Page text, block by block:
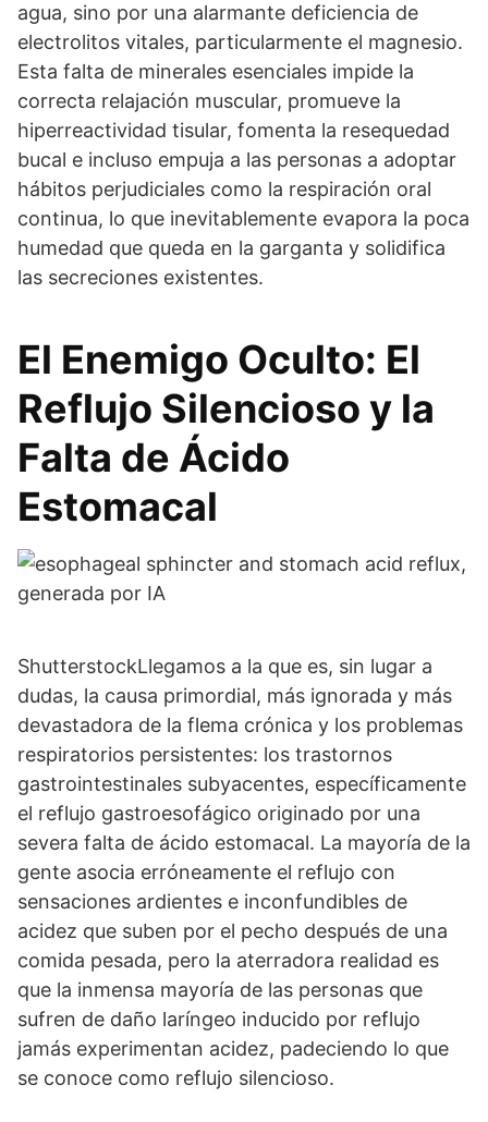
agua, sino por una alarmante deficiencia de
electrolitos vitales, particularmente el magnesio.
Esta falta de minerales esenciales impide la
correcta relajación muscular, promueve la
hiperreactividad tisular, fomenta la resequedad
bucal e incluso empuja a las personas a adoptar
hábitos perjudiciales como la respiración oral
continua, lo que inevitablemente evapora la poca
humedad que queda en la garganta y solidifica
las secreciones existentes.
El Enemigo Oculto: El
Reflujo Silencioso y la
Falta de Ácido
Estomacal
ShutterstockLlegamos a la que es, sin lugar a
dudas, la causa primordial, más ignorada y más
devastadora de la flema crónica y los problemas
respiratorios persistentes: los trastornos
gastrointestinales subyacentes, específicamente
el reflujo gastroesofágico originado por una
severa falta de ácido estomacal. La mayoría de la
gente asocia erróneamente el reflujo con
sensaciones ardientes e inconfundibles de
acidez que suben por el pecho después de una
comida pesada, pero la aterradora realidad es
que la inmensa mayoría de las personas que
sufren de daño laríngeo inducido por reflujo
jamás experimentan acidez, padeciendo lo que
se conoce como reflujo silencioso.